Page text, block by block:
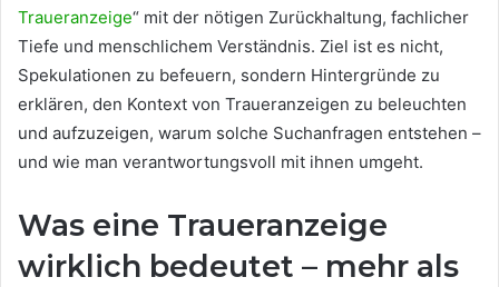
Traueranzeige“ mit der nötigen Zurückhaltung, fachlicher
Tiefe und menschlichem Verständnis. Ziel ist es nicht,
Spekulationen zu befeuern, sondern Hintergründe zu
erklären, den Kontext von Traueranzeigen zu beleuchten
und aufzuzeigen, warum solche Suchanfragen entstehen –
und wie man verantwortungsvoll mit ihnen umgeht.
Was eine Traueranzeige
wirklich bedeutet – mehr als